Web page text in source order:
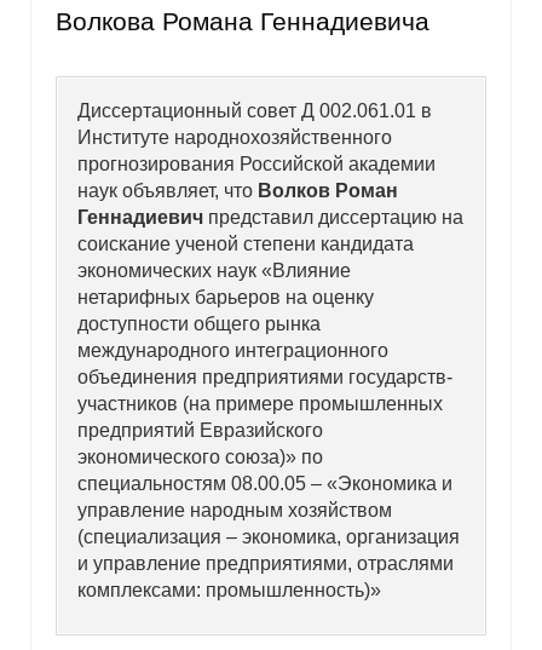
Волкова Романа Геннадиевича
Диссертационный совет Д 002.061.01 в
Институте народнохозяйственного
прогнозирования Российской академии
наук объявляет, что Волков Роман
Геннадиевич представил диссертацию на
соискание ученой степени кандидата
экономических наук «Влияние
нетарифных барьеров на оценку
доступности общего рынка
международного интеграционного
объединения предприятиями государств-
участников (на примере промышленных
предприятий Евразийского
экономического союза)» по
специальностям 08.00.05 – «Экономика и
управление народным хозяйством
(специализация – экономика, организация
и управление предприятиями, отраслями
комплексами: промышленность)»